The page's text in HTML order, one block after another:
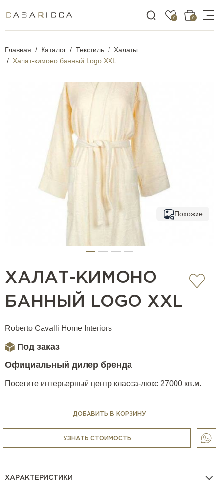
0 0
Главная Каталог Текстиль
Халаты
Халат-кимоно банный Logo XXL
Похожие
ХАЛАТ-КИМОНО
БАННЫЙ LOGO XXL
Roberto Cavalli Home Interiors
Под заказ
Официальный дилер бренда
Посетите интерьерный центр класса-люкс 27000 кв.м.
ДОБАВИТЬ В КОРЗИНУ
УЗНАТЬ СТОИМОСТЬ
ХАРАКТЕРИСТИКИ